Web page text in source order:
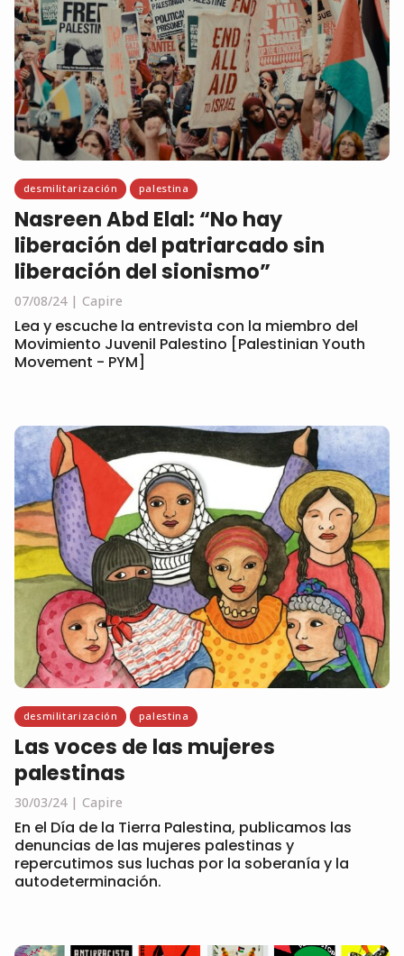
desmilitarización palestina
Nasreen Abd Elal: “No hay
liberación del patriarcado sin
liberación del sionismo”
07/08/24 Capire
Lea y escuche la entrevista con la miembro del
Movimiento Juvenil Palestino [Palestinian Youth
Movement - PYM]
desmilitarización palestina
Las voces de las mujeres
palestinas
30/03/24 Capire
En el Día de la Tierra Palestina, publicamos las
denuncias de las mujeres palestinas y
repercutimos sus luchas por la soberanía y la
autodeterminación.